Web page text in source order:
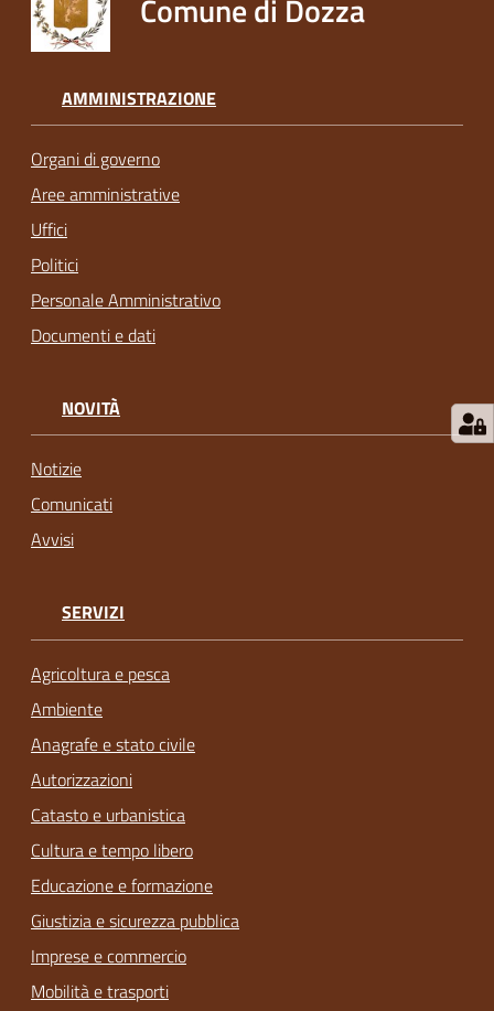
Comune di Dozza
AMMINISTRAZIONE
Organi di governo
Aree amministrative
Uffici
Politici
Personale Amministrativo
Documenti e dati
NOVITÀ
Notizie
Comunicati
Avvisi
SERVIZI
Agricoltura e pesca
Ambiente
Anagrafe e stato civile
Autorizzazioni
Catasto e urbanistica
Cultura e tempo libero
Educazione e formazione
Giustizia e sicurezza pubblica
Imprese e commercio
Mobilità e trasporti